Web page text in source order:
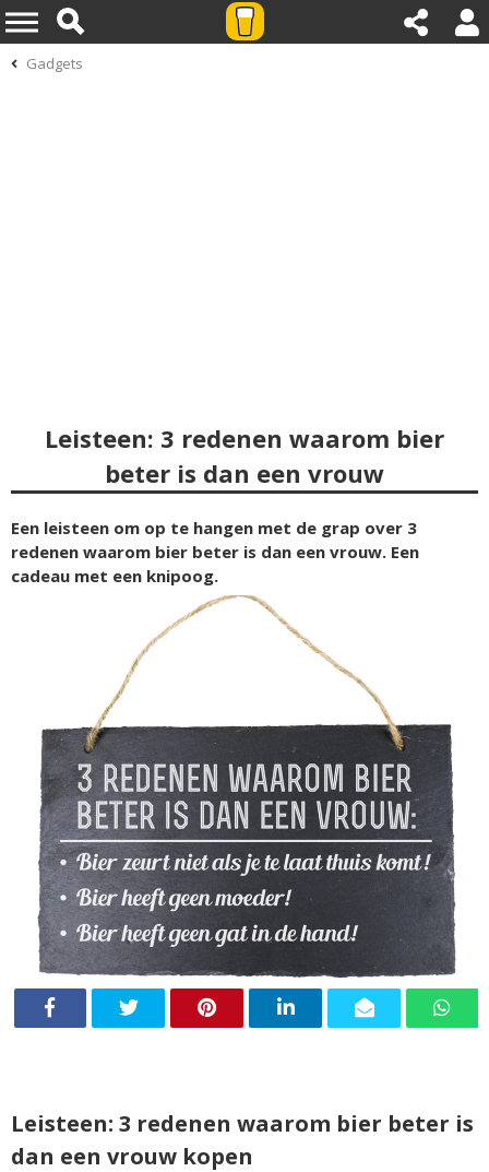
Gadgets
Leisteen: 3 redenen waarom bier
beter is dan een vrouw
Een leisteen om op te hangen met de grap over 3
redenen waarom bier beter is dan een vrouw. Een
cadeau met een knipoog.
Leisteen: 3 redenen waarom bier beter is
dan een vrouw kopen